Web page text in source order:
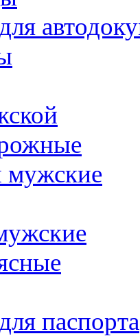
мужские
паспорта